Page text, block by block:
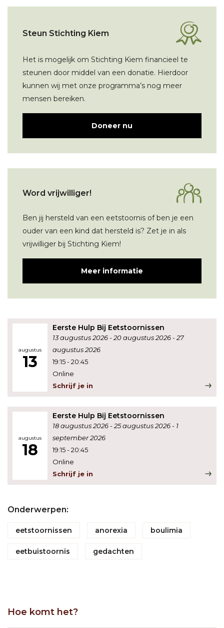
Steun Stichting Kiem
Het is mogelijk om Stichting Kiem financieel te
steunen door middel van een donatie. Hierdoor
kunnen wij met onze programma’s nog meer
mensen bereiken.
Doneer nu
Word vrijwilliger!
Ben jij hersteld van een eetstoornis of ben je een
ouder van een kind dat hersteld is? Zet je in als
vrijwilliger bij Stichting Kiem!
Meer informatie
augustus
13
Eerste Hulp Bij Eetstoornissen
13 augustus 2026 20 augustus 2026
27
augustus 2026
19:15-20:45
Online
Schrijf je in
augustus
18
Eerste Hulp Bij Eetstoornissen
18 augustus 2026 25 augustus 2026
1
september 2026
19:15-20:45
Online
Schrijf je in
Onderwerpen:
eetstoornissen anorexia boulimia
eetbuistoornis gedachten
Hoe komt het?